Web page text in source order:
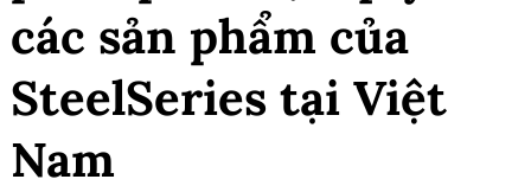
các sản phẩm của
SteelSeries tại Việt
Nam